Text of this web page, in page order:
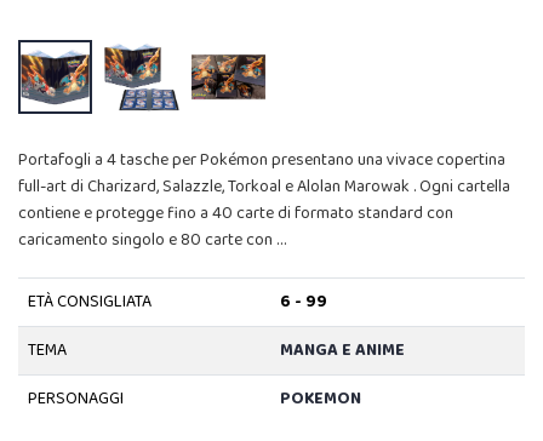
Portafogli a 4 tasche per Pokémon presentano una vivace copertina
full-art di Charizard, Salazzle, Torkoal e Alolan Marowak . Ogni cartella
contiene e protegge fino a 40 carte di formato standard con
caricamento singolo e 80 carte con …
ETÀ CONSIGLIATA
6 - 99
TEMA
MANGA E ANIME
PERSONAGGI
POKEMON